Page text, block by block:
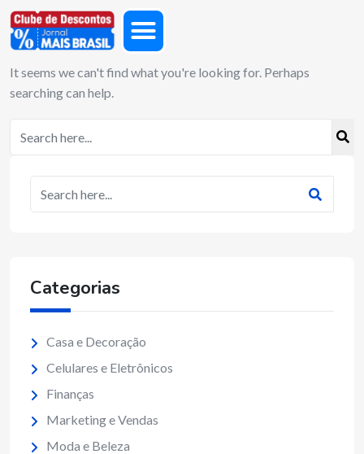
It seems we can't find what you're looking for. Perhaps
searching can help.
Categorias
Casa e Decoração
Celulares e Eletrônicos
Finanças
Marketing e Vendas
Moda e Beleza